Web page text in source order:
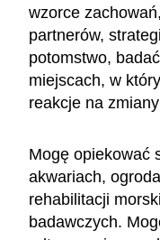
wzorce
partnerów,
potomstwo,
miejscach, w
reakcje na
Mogę opiekować
akwariach,
rehabilitacji
badawczych.